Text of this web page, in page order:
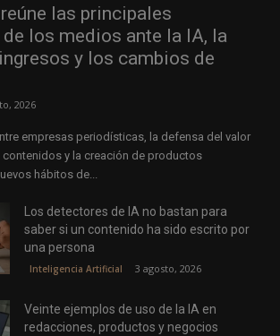
las principales
los medios ante la IA, la
y los cambios de
2026
empresas periodísticas, la defensa del valor
y la creación de productos
hábitos de...
Los detectores de IA no bastan para
saber si un contenido ha sido escrito por
una persona
Inteligencia Artificial 3 agosto, 2026
Veinte ejemplos de uso de la IA en
redacciones, productos y negocios